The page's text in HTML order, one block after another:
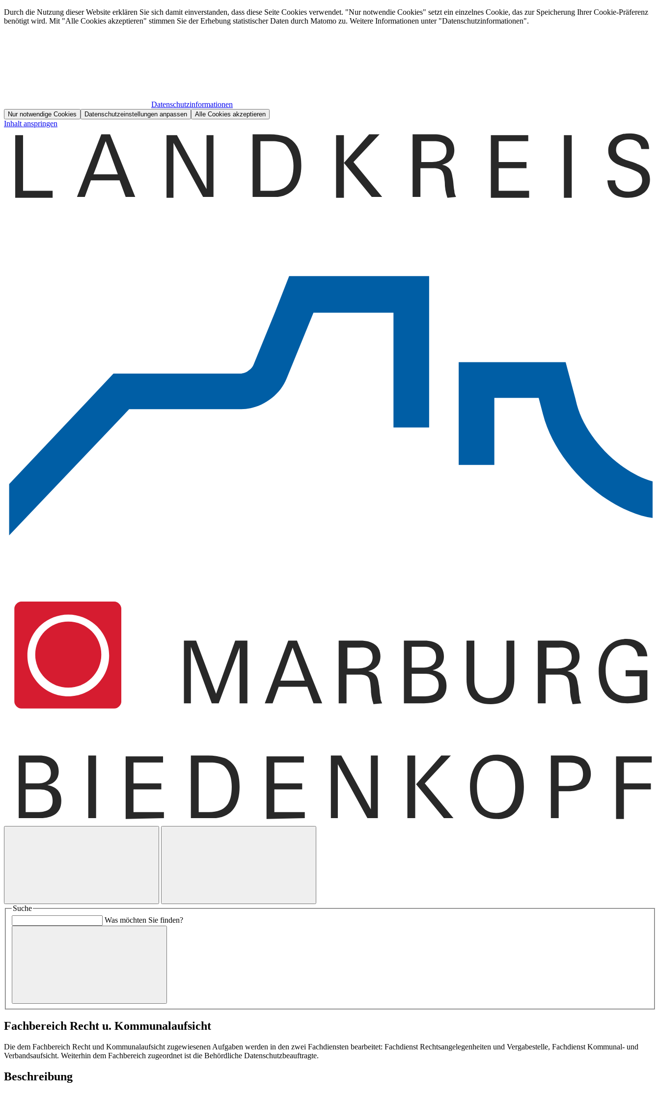
Durch die Nutzung dieser Website erklären Sie sich damit einverstanden, dass diese Seite Cookies verwendet. "Nur notwendie Cookies" setzt ein einzelnes Cookie, das zur Speicherung Ihrer Cookie-Präferenz
benötigt wird. Mit "Alle Cookies akzeptieren" stimmen Sie der Erhebung statistischer Daten durch Matomo zu. Weitere Informationen unter "Datenschutzinformationen".
Datenschutzinformationen
Nur notwendige Cookies Datenschutzeinstellungen anpassen Alle Cookies akzeptieren
Inhalt anspringen
Suche
Was möchten Sie finden?
Fachbereich Recht u. Kommunalaufsicht
Die dem Fachbereich Recht und Kommunalaufsicht zugewiesenen Aufgaben werden in den zwei Fachdiensten bearbeitet: Fachdienst Rechtsangelegenheiten und Vergabestelle, Fachdienst Kommunal- und
Verbandsaufsicht. Weiterhin dem Fachbereich zugeordnet ist die Behördliche Datenschutzbeauftragte.
Beschreibung